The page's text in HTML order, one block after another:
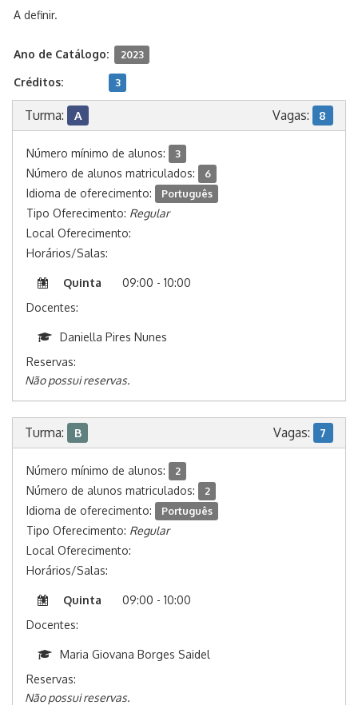
A definir.
Ano de Catálogo: 2023
Créditos: 3
Turma: A Vagas: 8
Número mínimo de alunos: 3
Número de alunos matriculados: 6
Idioma de oferecimento: Português
Tipo Oferecimento: Regular
Local Oferecimento:
Horários/Salas:
Quinta
09:00 - 10:00
Docentes:
Daniella Pires Nunes
Reservas:
Não possui reservas.
Turma: B Vagas: 7
Número mínimo de alunos: 2
Número de alunos matriculados: 2
Idioma de oferecimento: Português
Tipo Oferecimento: Regular
Local Oferecimento:
Horários/Salas:
Quinta
09:00 - 10:00
Docentes:
Maria Giovana Borges Saidel
Reservas:
Não possui reservas.